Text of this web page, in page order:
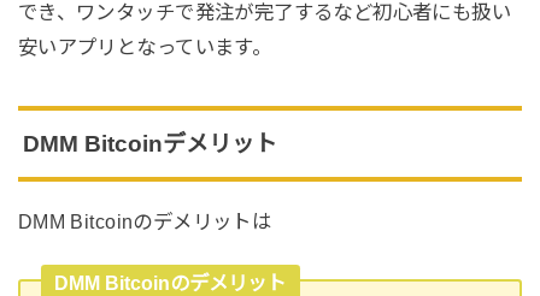
でき、ワンタッチで発注が完了するなど初心者にも扱い
安いアプリとなっています。
DMM Bitcoinデメリット
DMM Bitcoinのデメリットは
DMM Bitcoinのデメリット